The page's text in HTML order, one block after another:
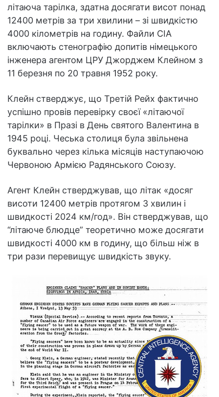
літаюча тарілка, здатна досягати висот понад
12400 метрів за три хвилини – зі швидкістю
4000 кілометрів на годину. Файли CIA
включають стенографію допитів німецького
інженера агентом ЦРУ Джорджем Клейном з
11 березня по 20 травня 1952 року.
Клейн стверджує, що Третій Рейх фактично
успішно провів перевірку своєї «літаючої
тарілки» в Празі в День святого Валентина в
1945 році. Чеська столиця була звільнена
буквально через кілька місяців наступаючою
Червоною Армією Радянського Союзу.
Агент Клейн стверджував, що літак «досяг
висоти 12400 метрів протягом 3 хвилин і
швидкості 2024 км/год». Він стверджував, що
“літаюче блюдце” теоретично може досягати
швидкості 4000 км в годину, що більш ніж в
три рази перевищує швидкість звуку.